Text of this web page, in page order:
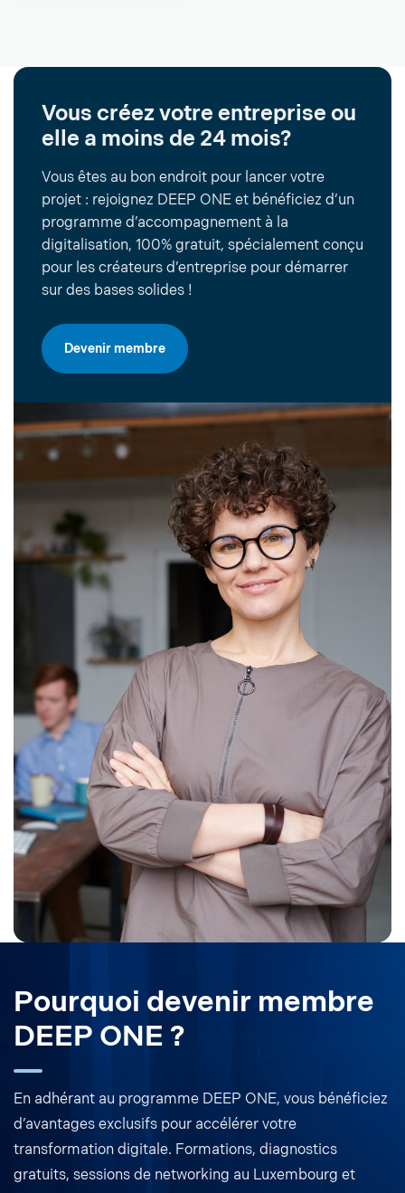
Vous créez votre entreprise ou
elle a moins de 24 mois?
Vous êtes au bon endroit pour lancer votre
projet : rejoignez DEEP ONE et bénéficiez d’un
programme d’accompagnement à la
digitalisation, 100% gratuit, spécialement conçu
pour les créateurs d’entreprise pour démarrer
sur des bases solides !
Devenir membre
Pourquoi devenir membre
DEEP ONE ?
En adhérant au programme DEEP ONE, vous bénéficiez
d’avantages exclusifs pour accélérer votre
transformation digitale. Formations, diagnostics
gratuits, sessions de networking au Luxembourg et